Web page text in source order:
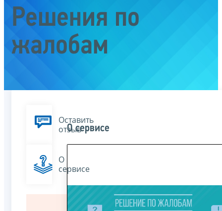
Решения по
жалобам
Оставить
отзыв
О
сервисе
О сервисе